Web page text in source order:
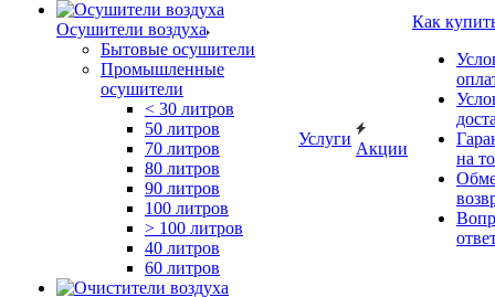
Осушители воздуха
Бытовые осушители
Промышленные
осушители
< 30 литров
50 литров
70 литров
80 литров
90 литров
100 литров
> 100 литров
40 литров
60 литров
Услуги
Акции
Как
на